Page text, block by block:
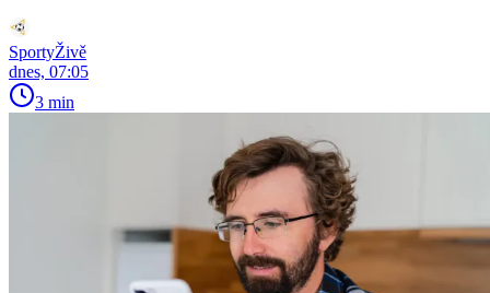
SportyŽivě
dnes, 07:05
3 min